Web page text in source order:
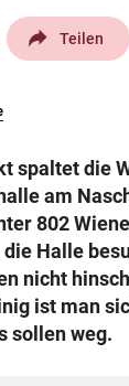
GmbH & Co KG
Wien
Teilen
spaltet die
am
802
Halle
nicht
ist man
sollen weg.